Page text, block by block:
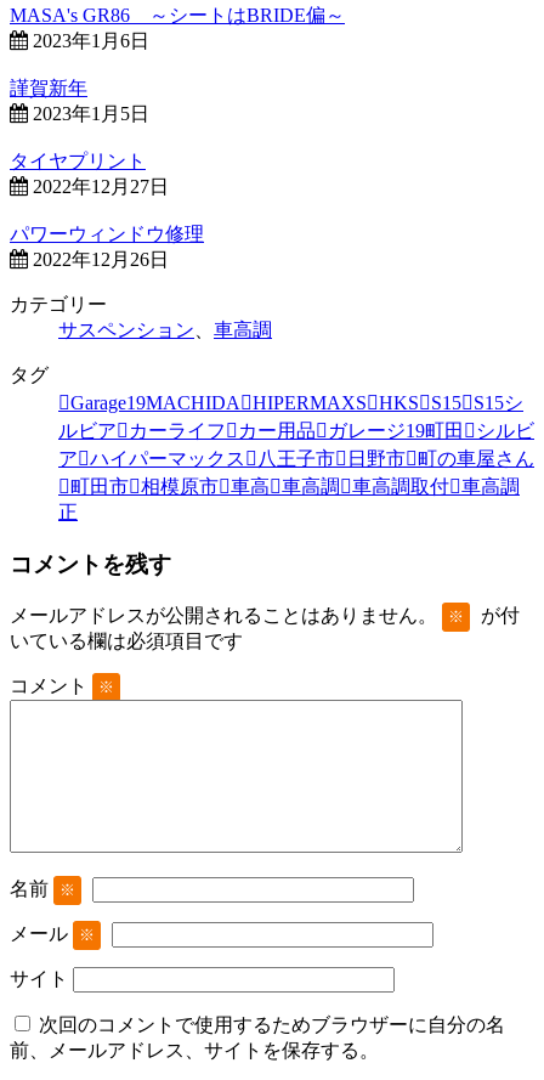
MASA's GR86 ～シートはBRIDE偏～
2023年1月6日
謹賀新年
2023年1月5日
タイヤプリント
2022年12月27日
パワーウィンドウ修理
2022年12月26日
カテゴリー
サスペンション
車高調
タグ
Garage19MACHIDA
HIPERMAXS HKS S15
S15シ
ルビア
カーライフ カー用品 ガレージ19町田
シルビ
ア
ハイパーマックス 八王子市 日野市 町の車屋さん
町田市 相模原市 車高 車高調 車高調取付 車高調
正
コメントを残す
メールアドレスが公開されることはありません。 ※
が付
いている欄は必須項目です
コメント ※
名前 ※
メール ※
サイト
次回のコメントで使用するためブラウザーに自分の名
前、メールアドレス、サイトを保存する。